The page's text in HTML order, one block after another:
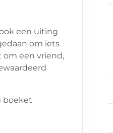
een uiting
om iets
om een vriend,
boeket